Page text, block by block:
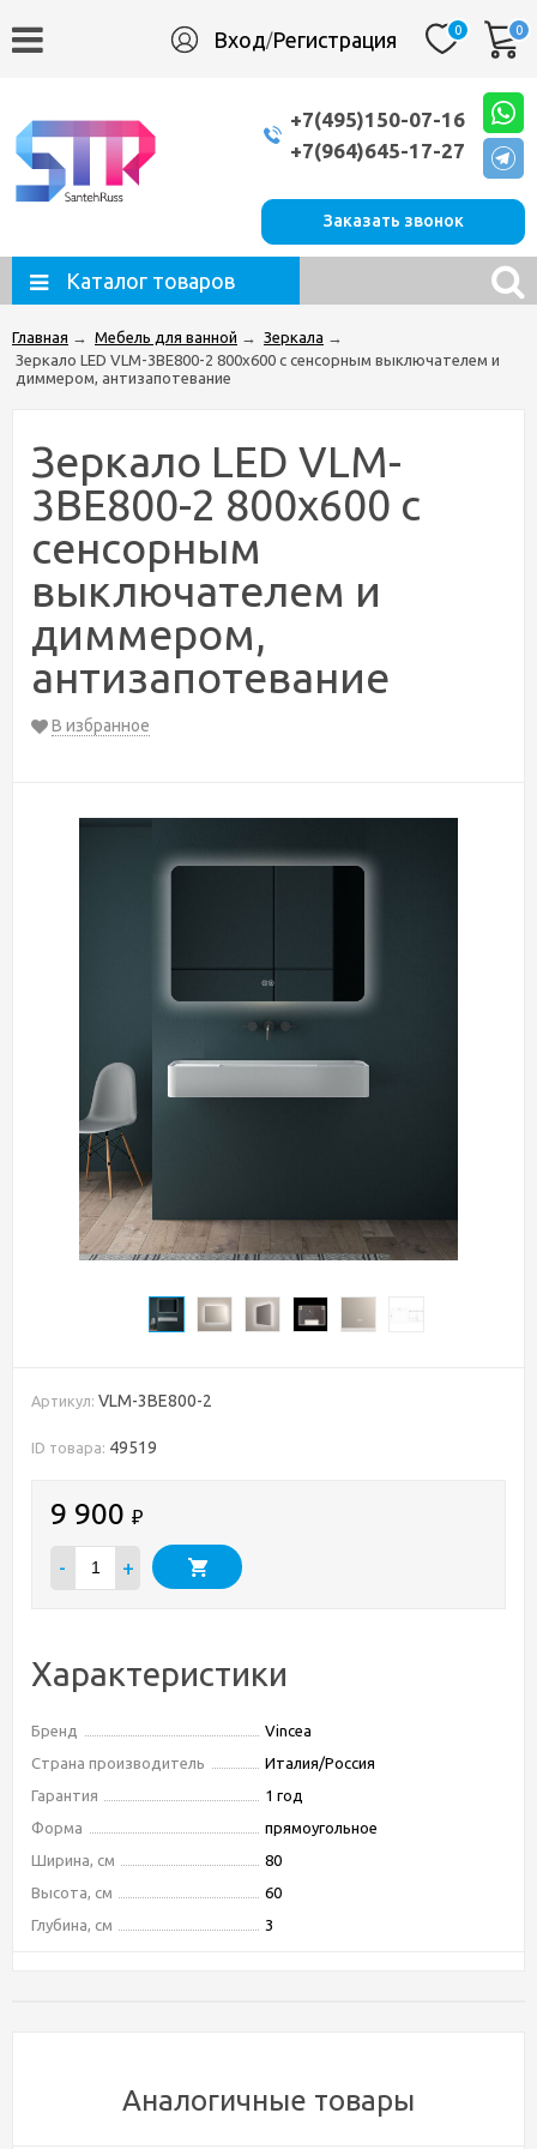
Вход/Регистрация 0 0
+7(495)150-07-16
+7(964)645-17-27
Заказать звонок
Каталог товаров
Главная → Мебель для ванной → Зеркала →
Зеркало LED VLM-3BE800-2 800х600 c сенсорным выключателем и
диммером, антизапотевание
Зеркало LED VLM-
3BE800-2 800х600 c
сенсорным
выключателем и
диммером,
антизапотевание
В избранное
Артикул: VLM-3BE800-2
ID товара: 49519
9 900 ₽
- +
Характеристики
Бренд
Vincea
Страна производитель
Италия/Россия
Гарантия
1 год
Форма
прямоугольное
Ширина, см
80
Высота, см
60
Глубина, см
3
- Самовывоз из шоу-рума по адресу Киевское шоссе, 500
Аналогичные товары